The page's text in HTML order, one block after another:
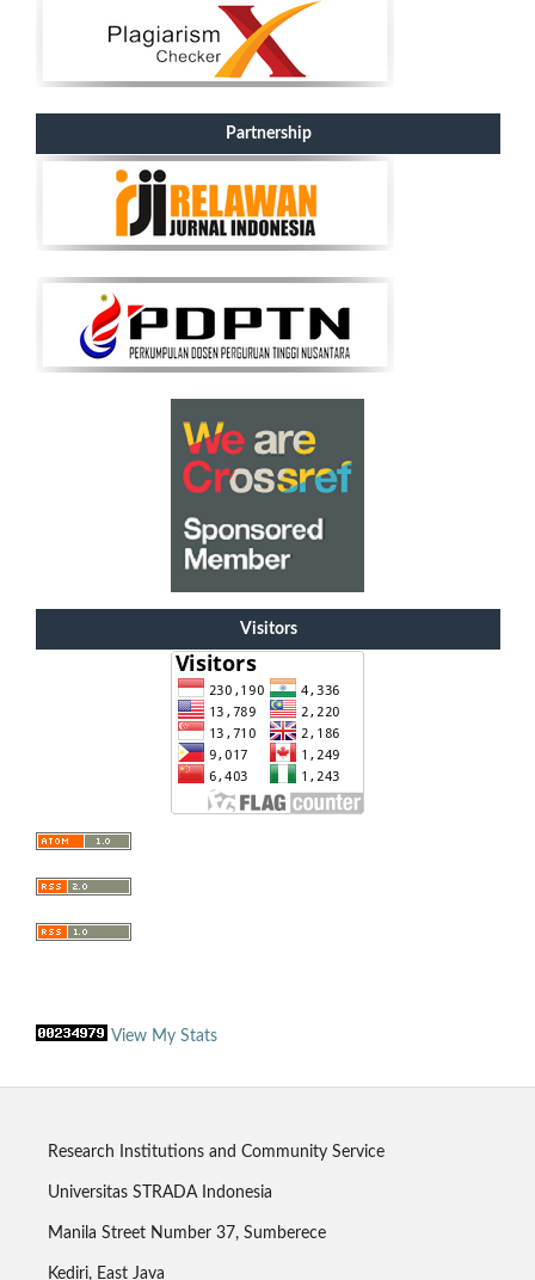
Partnership
Visitors
View My Stats
Research Institutions and Community Service
Universitas STRADA Indonesia
Manila Street Number 37, Sumberece
Kediri, East Java